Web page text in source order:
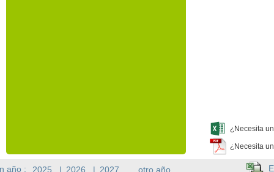
¿Necesita
¿Necesita
año : 2025 | 2026 | 2027 ..otro año